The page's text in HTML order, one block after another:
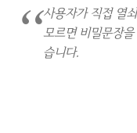
사용자가 직접 열
모르면 비밀문장
습니다.